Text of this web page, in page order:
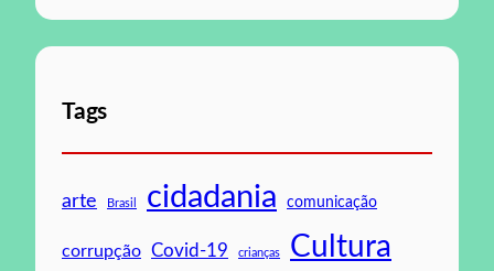
Tags
arte Brasil cidadania comunicação
corrupção Covid-19 crianças Cultura